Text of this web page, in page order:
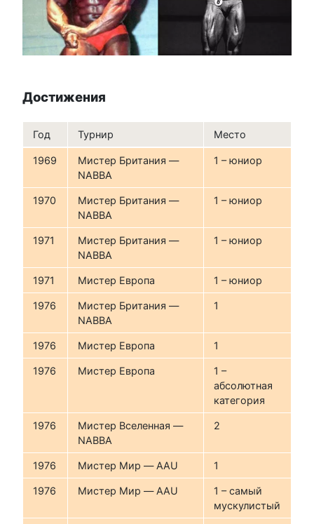
Достижения
Год Турнир Место
1969
Мистер Британия —
NABBA
1 – юниор
1970
Мистер Британия —
NABBA
1 – юниор
1971
Мистер Британия —
NABBA
1 – юниор
1971 Мистер Европа 1 – юниор
1976
Мистер Британия —
NABBA
1
1976 Мистер Европа 1
1976 Мистер Европа
1 –
абсолютная
категория
1976
Мистер Вселенная —
NABBA
2
1976 Мистер Мир — AAU 1
1976 Мистер Мир — AAU
1 – самый
мускулистый